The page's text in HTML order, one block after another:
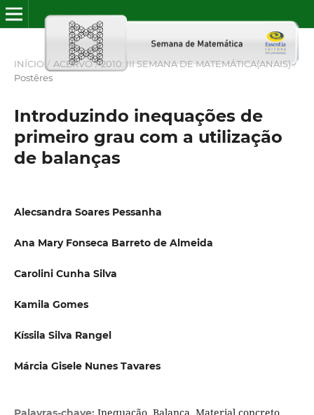
INÍCIO / ACERVO / 2010: III SEMANA DE MATEMÁTICA(ANAIS) /
Postêres
Introduzindo inequações de
primeiro grau com a utilização
de balanças
Alecsandra Soares Pessanha
Ana Mary Fonseca Barreto de Almeida
Carolini Cunha Silva
Kamila Gomes
Kíssila Silva Rangel
Márcia Gisele Nunes Tavares